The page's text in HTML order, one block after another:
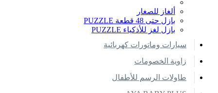
ألغاز للصغار
بازل حتى 48 قطعة PUZZLE
بازل لغز للأذكياء PUZZLE
سيارات وماتورات كهربائية
زاوية الخصومات
طاولات الرسم للأطفال